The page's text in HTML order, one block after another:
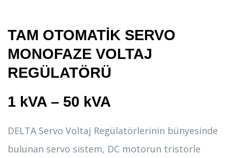
TAM OTOMATİK SERVO
MONOFAZE VOLTAJ
REGÜLATÖRÜ
1 kVA – 50 kVA
DELTA Servo Voltaj Regülatörlerinin bünyesinde
bulunan servo sistem, DC motorun tristörle